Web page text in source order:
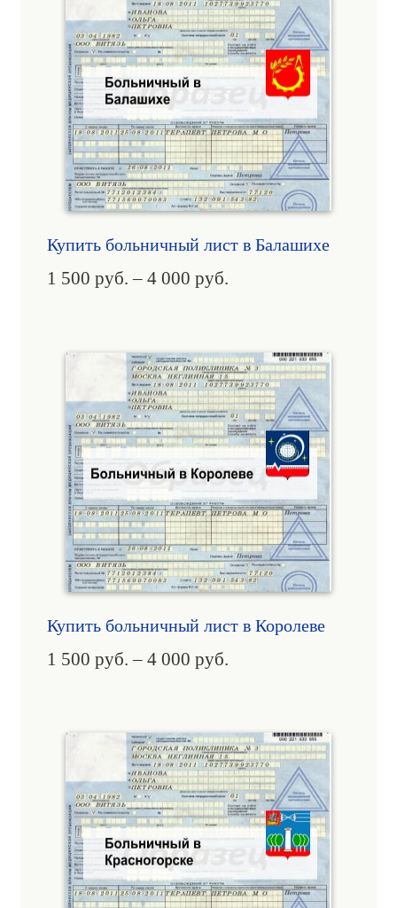
Купить больничный лист в Балашихе
1 500 руб. – 4 000 руб.
Купить больничный лист в Королеве
1 500 руб. – 4 000 руб.